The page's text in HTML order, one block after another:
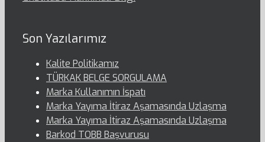
Son Yazılarımız
Kalite Politikamız
TÜRKAK BELGE SORGULAMA
Marka Kullanımın İspatı
Marka Yayıma İtiraz Aşamasında Uzlaşma
Marka Yayıma İtiraz Aşamasında Uzlaşma
Barkod TOBB Başvurusu